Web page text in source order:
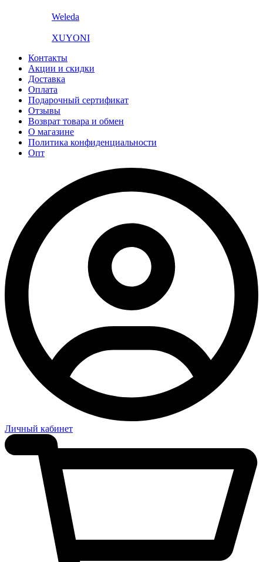
Weleda
XUYONI
Контакты
Акции и скидки
Доставка
Оплата
Подарочный сертификат
Отзывы
Возврат товара и обмен
О магазине
Политика конфиденциальности
Опт
Личный кабинет